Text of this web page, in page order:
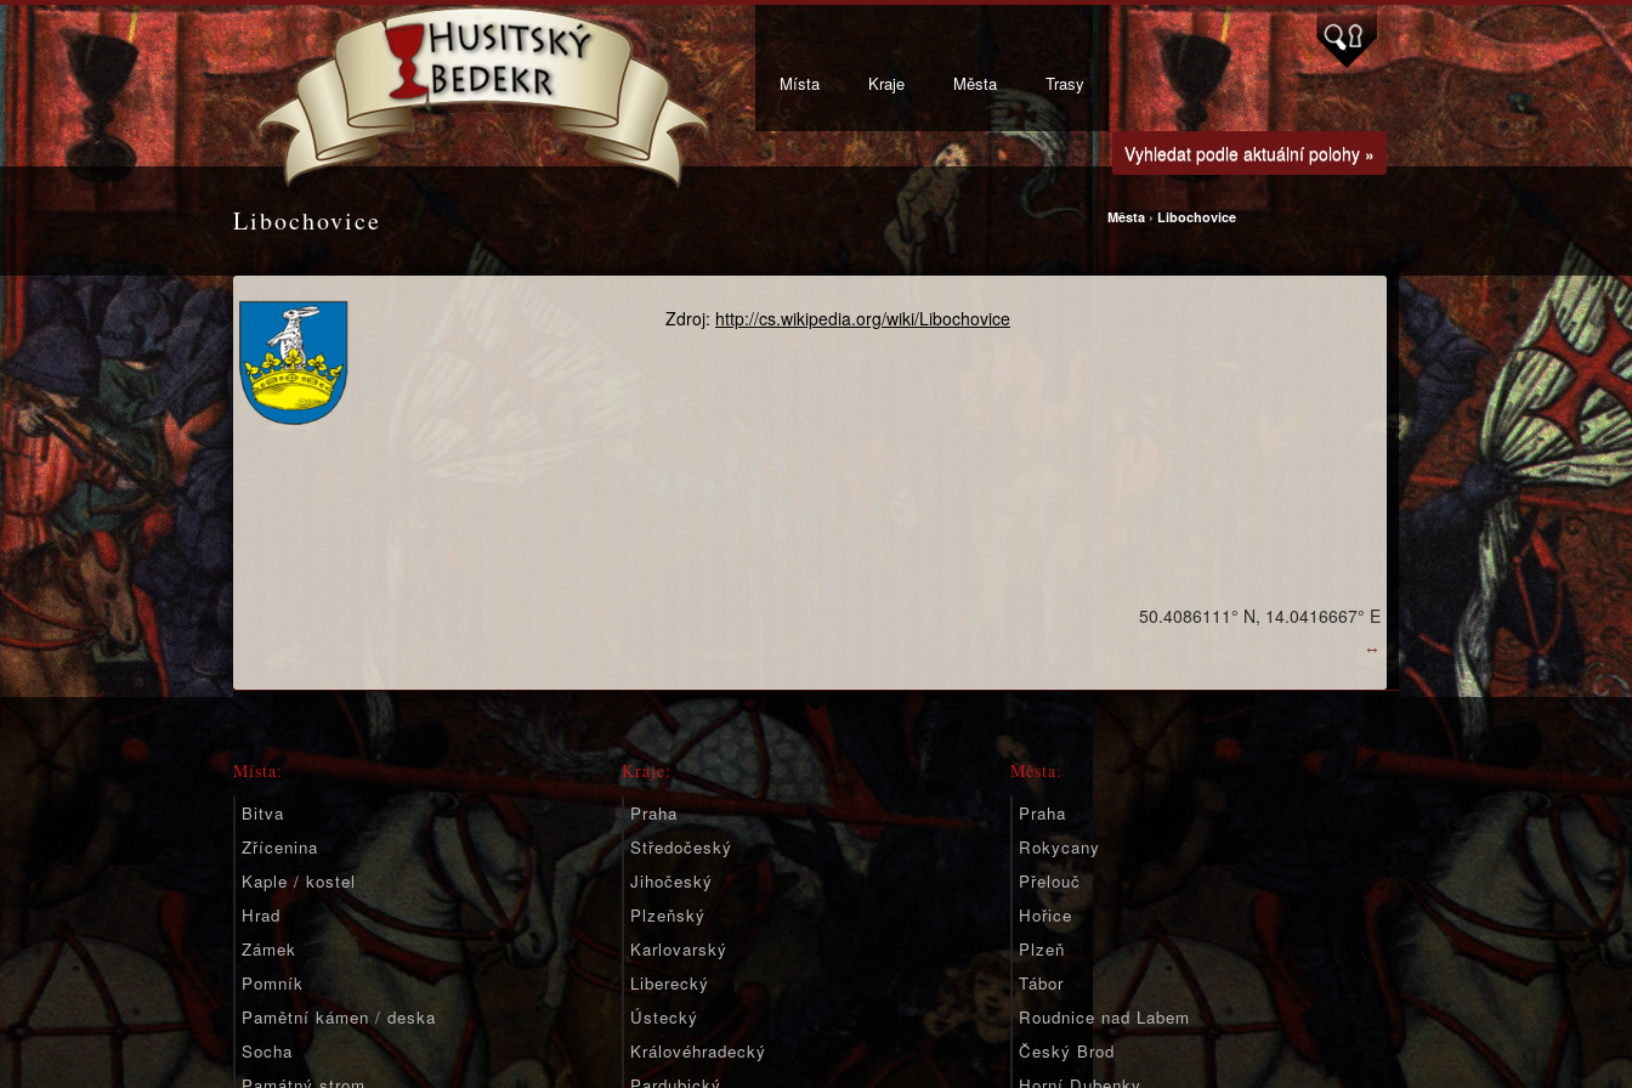
Místa Kraje Města Trasy
Vyhledat podle aktuální polohy »
Libochovice Města ›Libochovice
Zdroj: http://cs.wikipedia.org/wiki/Libochovice
↔
50.4086111° N, 14.0416667° E
Místa:
Bitva
Zřícenina
Kaple / kostel
Hrad
Zámek
Pomník
Pamětní kámen / deska
Socha
Kraje:
Praha
Středočeský
Jihočeský
Plzeňský
Karlovarský
Liberecký
Ústecký
Královéhradecký
Města:
Praha
Rokycany
Přelouč
Hořice
Plzeň
Tábor
Roudnice nad Labem
Český Brod